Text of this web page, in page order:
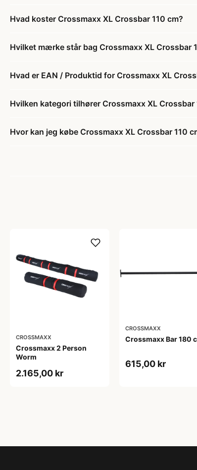
Hvad koster Crossmaxx XL Crossbar 110 cm?
Hvilket mærke står bag Crossmaxx XL Crossbar
Hvad er EAN / Produktid for Crossmaxx XL
Hvilken kategori tilhører Crossmaxx XL Crossbar
Hvor kan jeg købe Crossmaxx XL Crossbar 110
CROSSMAXX
Crossmaxx 2 Person
Worm
2.165,00 kr
CROSSMAXX
Crossmaxx Bar 180
615,00 kr